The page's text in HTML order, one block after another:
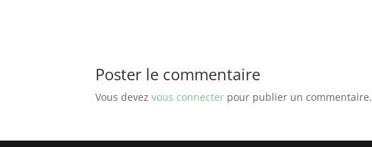
Poster le commentaire
Vous devezvous connecter pour publier un commentaire.